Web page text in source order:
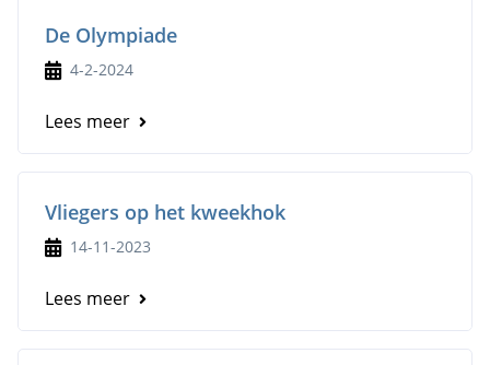
De Olympiade
4-2-2024
Lees meer
Vliegers op het kweekhok
14-11-2023
Lees meer